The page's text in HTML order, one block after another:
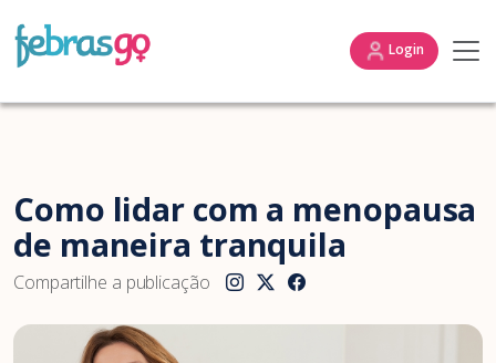
Login
Como lidar com a menopausa
de maneira tranquila
Compartilhe a publicação